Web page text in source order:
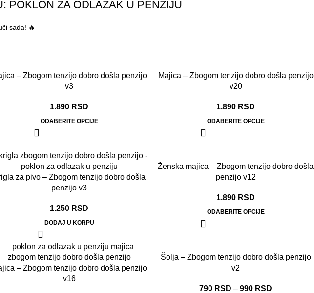
POKLON ZA ODLAZAK U PENZIJU
sada! 🔥
– Zbogom tenzijo dobro došla penzijo
v3
1.890 RSD
ODABERITE OPCIJE
Majica – Zbogom tenzijo dobro došla penzijo
v20
1.890 RSD
ODABERITE OPCIJE
za pivo – Zbogom tenzijo dobro došla
penzijo v3
1.250 RSD
DODAJ U KORPU
Ženska majica – Zbogom tenzijo dobro došla
penzijo v12
1.890 RSD
ODABERITE OPCIJE
– Zbogom tenzijo dobro došla penzijo
v16
Šolja – Zbogom tenzijo dobro došla penzijo
v2
790 RSD – 990 RSD